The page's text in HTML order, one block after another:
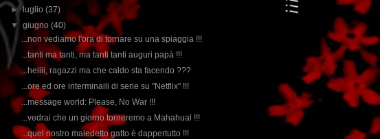
► luglio(37)
▼giugno(40)
...non vediamo l'ora di tornare su una spiaggia !!!
...tanti ma tanti, ma tanti tanti auguri papà !!!
...heiiii, ragazzi ma che caldo sta facendo ???
...ore ed ore interminaili di serie su "Netflix" !!!
...message world: Please, No War !!!
...vedrai che un giorno torneremo a Mahahual !!!
...quel nostro maledetto gatto è dappertutto !!!